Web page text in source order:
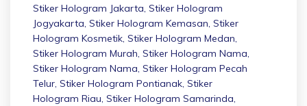
Stiker Hologram Jakarta, Stiker Hologram
Jogyakarta, Stiker Hologram Kemasan, Stiker
Hologram Kosmetik, Stiker Hologram Medan,
Stiker Hologram Murah, Stiker Hologram Nama,
Stiker Hologram Nama, Stiker Hologram Pecah
Telur, Stiker Hologram Pontianak, Stiker
Hologram Riau, Stiker Hologram Samarinda,